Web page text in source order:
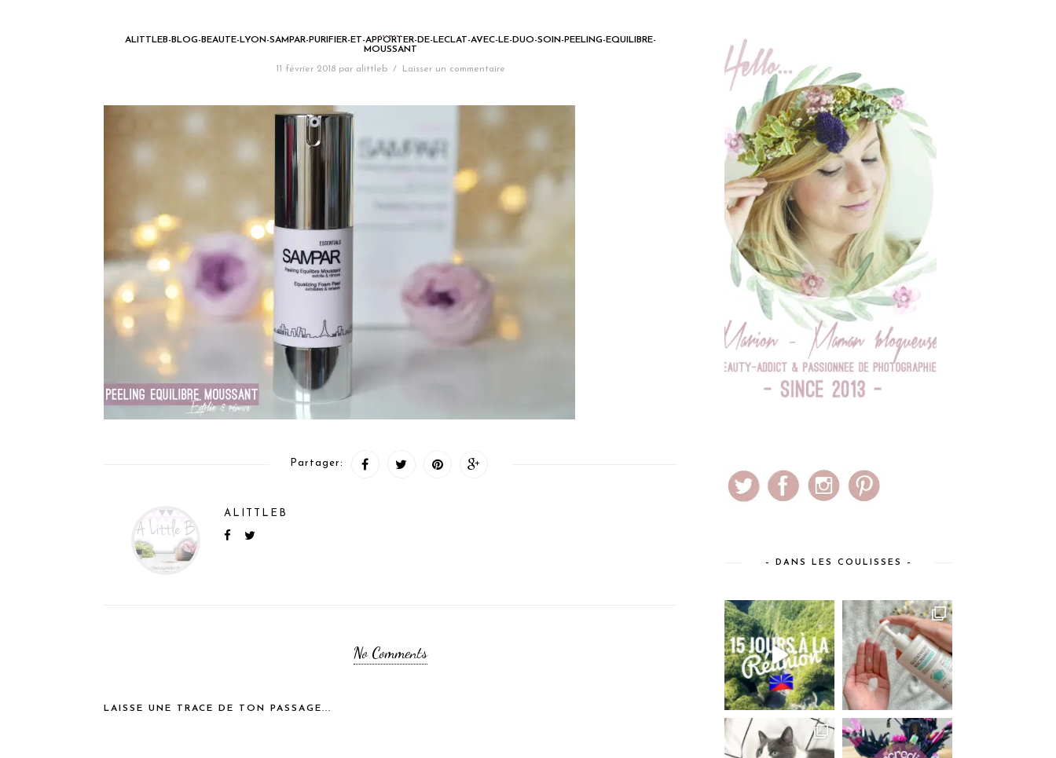
ALITTLEB-BLOG-BEAUTE-LYON-SAMPAR-PURIFIER-ET-APPORTER-DE-LECLAT-AVEC-LE-DUO-SOIN-PEELING-EQUILIBRE-
MOUSSANT
11 février 2018 par alittleb / Laisser un commentaire
Partager:
ALITTLEB
No Comments
LAISSE UNE TRACE DE TON PASSAGE...
– DANS LES COULISSES –